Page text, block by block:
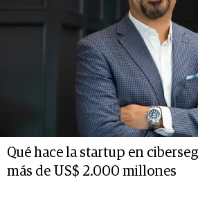
Qué hace la startup en
más de US$ 2.000 millones